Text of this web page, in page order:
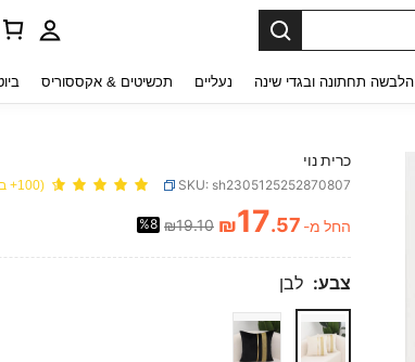
הלבשה תחתונה ובגדי שינה נעליים תכשיטים & אקססוריס
כרית נוי
SKU: sh2305125252870807 (100+ ביקורות)
AND AVAILABILITY
החל מ- ₪17.57
₪19.10
%8
צבע: לבן